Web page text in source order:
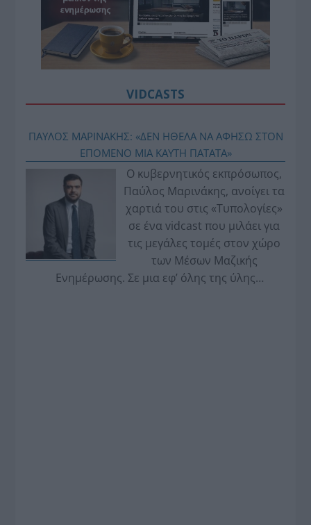
VIDCASTS
ΠΑΥΛΟΣ ΜΑΡΙΝΑΚΗΣ: «ΔΕΝ ΗΘΕΛΑ ΝΑ ΑΦΗΣΩ ΣΤΟΝ
ΕΠΟΜΕΝΟ ΜΙΑ ΚΑΥΤΗ ΠΑΤΑΤΑ»
Ο κυβερνητικός εκπρόσωπος,
Παύλος Μαρινάκης, ανοίγει τα
χαρτιά του στις «Τυπολογίες»
σε ένα vidcast που μιλάει για
τις μεγάλες τομές στον χώρο
των Μέσων Μαζικής
Ενημέρωσης. Σε μια εφ’ όλης της ύλης